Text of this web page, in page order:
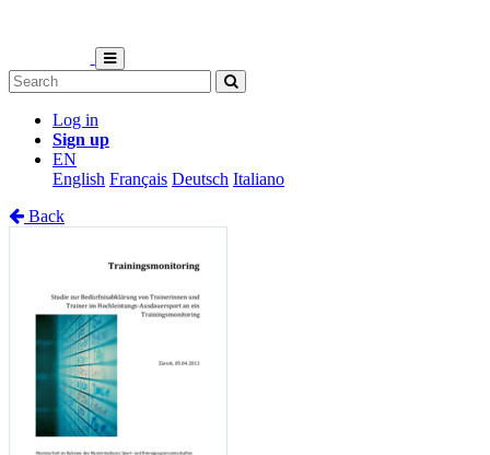
Log in
Sign up
EN
English Français Deutsch Italiano
Back